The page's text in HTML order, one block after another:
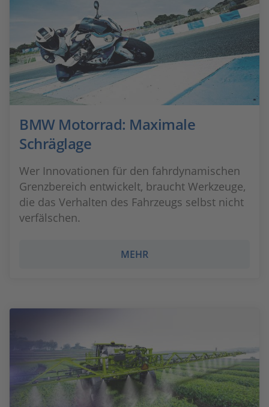
BMW Motorrad: Maximale
Schräglage
Wer Innovationen für den fahrdynamischen
Grenzbereich entwickelt, braucht Werkzeuge,
die das Verhalten des Fahrzeugs selbst nicht
verfälschen.
MEHR